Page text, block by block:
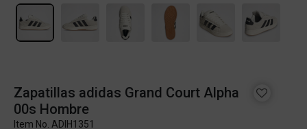
Zapatillas adidas Grand Court Alpha
00s Hombre
Item No. ADIH1351